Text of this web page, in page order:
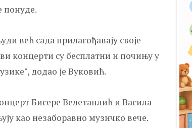
понуде.
већ сада прилагођавају своје
концерти су бесплатни и почињу у
додао је Вуковић.
Бисере Велетанлић и Васила
као незаборавно музичко вече.